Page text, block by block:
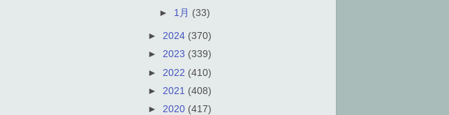
► 1月 (33)
► 2024 (370)
► 2023 (339)
► 2022 (410)
► 2021 (408)
► 2020 (417)